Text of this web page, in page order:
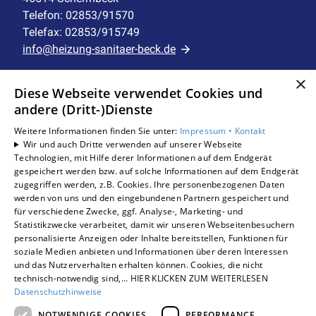
umfasst die Überwachung, Erfassung
und Regelung wichtiger
Gebäudeparameter.
Wir entwickeln individuelle
Energiekonzepte zur Kostensenkung,
analysieren den Verbrauch von
Maschinen und Medien wie Strom,
Wärme und Wasser. Zusätzlich bieten
wir Berichtswesen,
Störmeldemanagement und
Benchmarking. Kunden aus öffentlicher
Verwaltung, Gesundheitswesen und
Industrie vertrauen bereits auf unser
IBS(r)-Leitsystem zur zuverlässigen
Telefon: 02853/91570
Telefax: 02853/915749
info@heizung-sanitaer-beck.de
AGB
Datenschutz
Impressum
Barrierefreiheitserklärung
Leistungen
Privatkunden
Gewerbekunden
Karriere
Unternehmen
Standorte
Schermbeck
×
Diese Webseite verwendet Cookies und
andere (Dritt-)Dienste
Weitere Informationen finden Sie unter: Impressum • Kontakt
Wir und auch Dritte verwenden auf unserer Webseite
Technologien, mit Hilfe derer Informationen auf dem Endgerät
gespeichert werden bzw. auf solche Informationen auf dem Endgerät
zugegriffen werden, z.B. Cookies. Ihre personenbezogenen Daten
werden von uns und den eingebundenen Partnern gespeichert und
für verschiedene Zwecke, ggf. Analyse-, Marketing- und
Statistikzwecke verarbeitet, damit wir unseren Webseitenbesuchern
personalisierte Anzeigen oder Inhalte bereitstellen, Funktionen für
soziale Medien anbieten und Informationen über deren Interessen
und das Nutzerverhalten erhalten können. Cookies, die nicht
technisch-notwendig sind,... HIER KLICKEN ZUM WEITERLESEN
Datenschutzhinweise